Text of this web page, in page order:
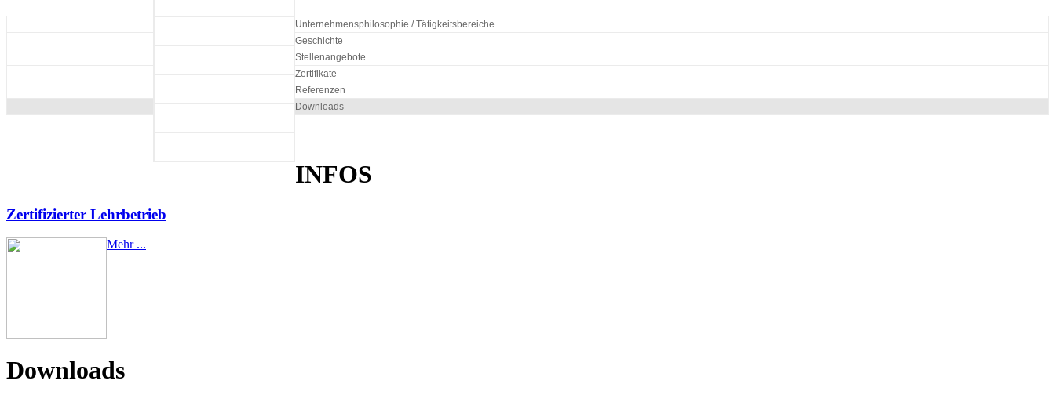
Unternehmensphilosophie / Tätigkeitsbereiche
Geschichte
Stellenangebote
Zertifikate
Referenzen
Downloads
INFOS
Zertifizierter Lehrbetrieb
Mehr ...
Downloads